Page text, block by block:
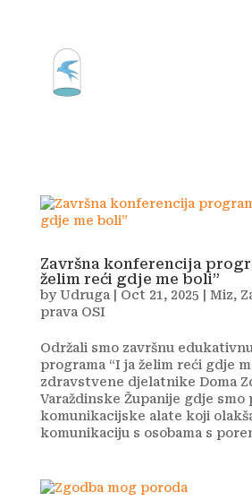
Završna konferencija
želim reći gdje me boli”
byUdruga Oct 21, 2025 Miz,
prava OSI
Održali smo završnu
programa “I ja želim reći gdje
zdravstvene djelatnike Doma
Varaždinske Županije gdje
komunikacijske alate koji
komunikaciju s osobama s